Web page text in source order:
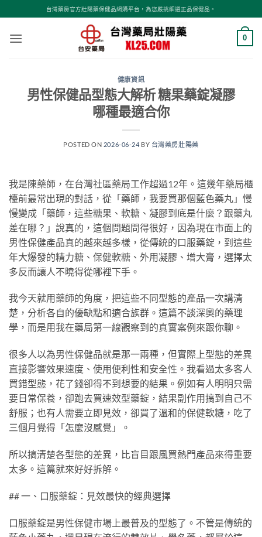
轉
台灣藥房官方壯陽藥保健品網購平台，為您嚴挑細選正品保健品。
0
健康資訊
男性保健品型態大解析 糖果藥錠凝膠
哪種最適合你
POSTED ON 2026-06-24 BY 台灣藥房壯陽藥
我是陳藥師，在台灣社區藥局工作超過12年。這幾年藥局櫃
檯前最常出現的對話，從「藥師，我要買那個藍色藥丸」慢
慢變成「藥師，這些糖果、軟糖、凝膠到底是什麼？跟藥丸
差在哪？」說真的，這個問題問得很好，因為現在市面上的
男性保健產品真的越來越多樣，從傳統的口服藥錠，到這些
年大爆發的精力糖、保健軟糖、外用凝膠、增大膏，選擇太
多反而讓人不曉得從哪裡下手。
我今天就用藥師的角度，把這些不同型態的產品一次講清
楚，分析各自的優缺點和適合族群。這篇不談深奧的藥理
學，而是用我在藥局第一線觀察到的真實案例來跟你聊。
很多人以為男性保健品就是那一兩種，但實際上型態的差異
直接影響效果速度、使用便利性和安全性。我看過太多客人
買錯型態，花了錢卻得不到想要的結果。例如有人明明只需
要日常保養，卻跑去買速效型藥錠，結果副作用搞到自己不
舒服；也有人需要立即見效，卻買了溫和的保健軟糖，吃了
三個月覺得「怎麼沒感覺」。
所以搞清楚各型態的差異，比盲目跟風買熱門產品來得重要
太多。這篇就來好好拆解。
## 一、口服藥錠：見效最快的經典選擇
口服藥錠是男性保健市場上最普及的型態了。不管是傳統的